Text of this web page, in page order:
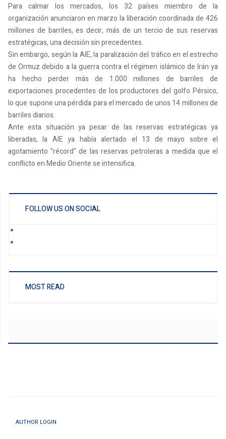
Para calmar los mercados, los 32 países miembro de la
organización anunciaron en marzo la liberación coordinada de 426
millones de barriles, es decir, más de un tercio de sus reservas
estratégicas, una decisión sin precedentes.
Sin embargo, según la AIE, la paralización del tráfico en el estrecho
de Ormuz debido a la guerra contra el régimen islámico de Irán ya
ha hecho perder más de 1.000 millones de barriles de
exportaciones procedentes de los productores del golfo Pérsico,
lo que supone una pérdida para el mercado de unos 14 millones de
barriles diarios.
Ante esta situación ya pesar de las reservas estratégicas ya
liberadas, la AIE ya había alertado el 13 de mayo sobre el
agotamiento "récord" de las reservas petroleras a medida que el
conflicto en Medio Oriente se intensifica.
FOLLOW US ON SOCIAL
MOST READ
AUTHOR LOGIN